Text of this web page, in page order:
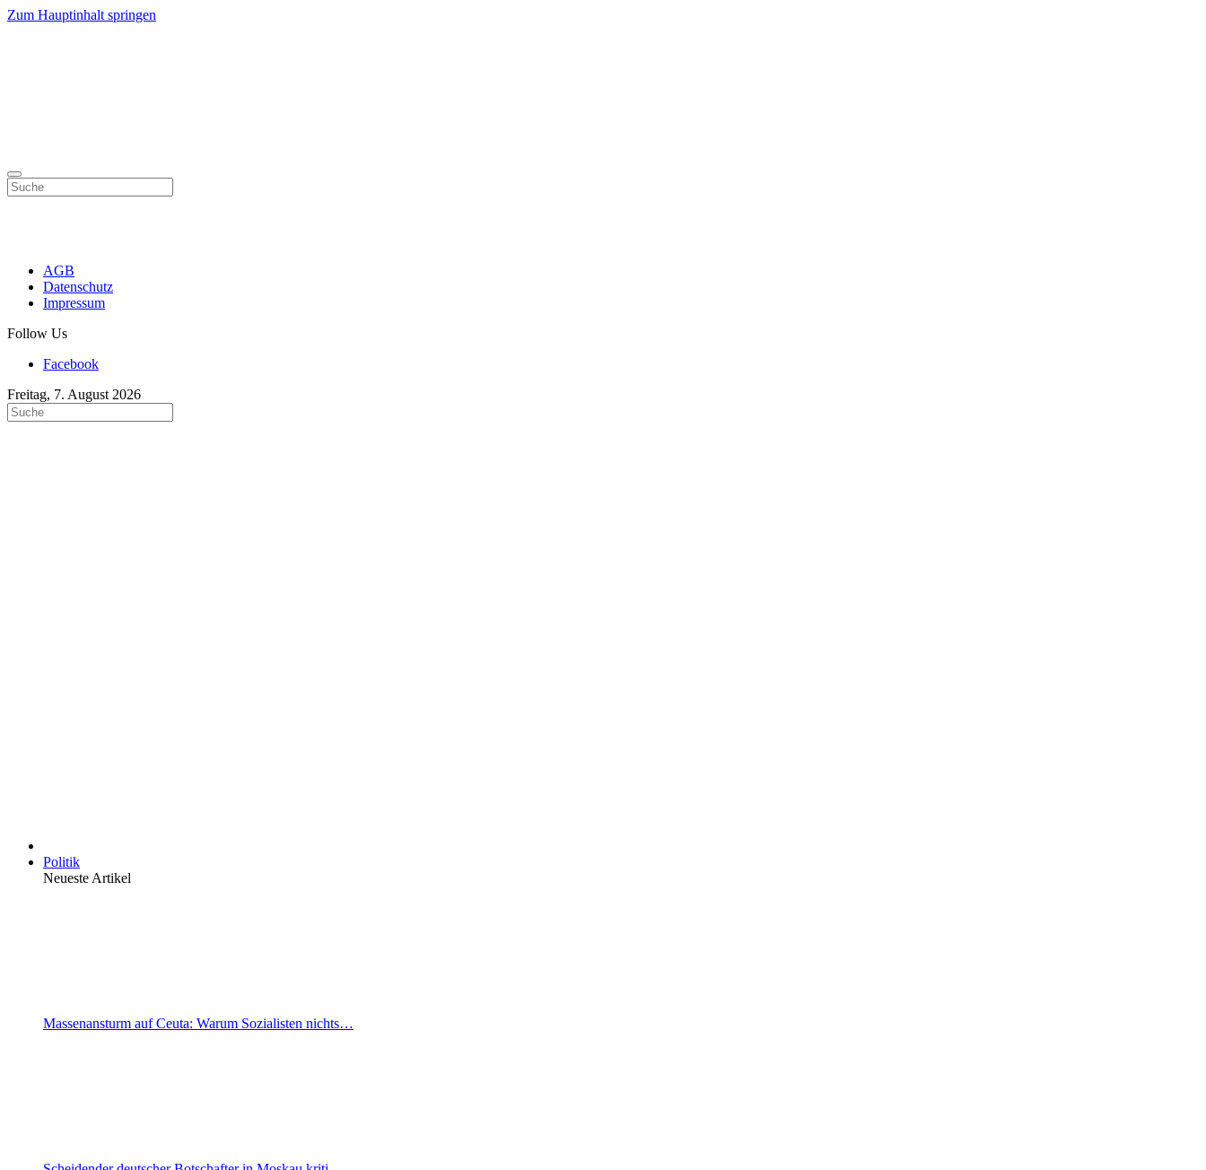
Zum Hauptinhalt springen
AGB
Datenschutz
Impressum
Follow Us
Facebook
Freitag, 7. August 2026
Politik
Neueste Artikel
Massenansturm auf Ceuta: Warum Sozialisten nichts…